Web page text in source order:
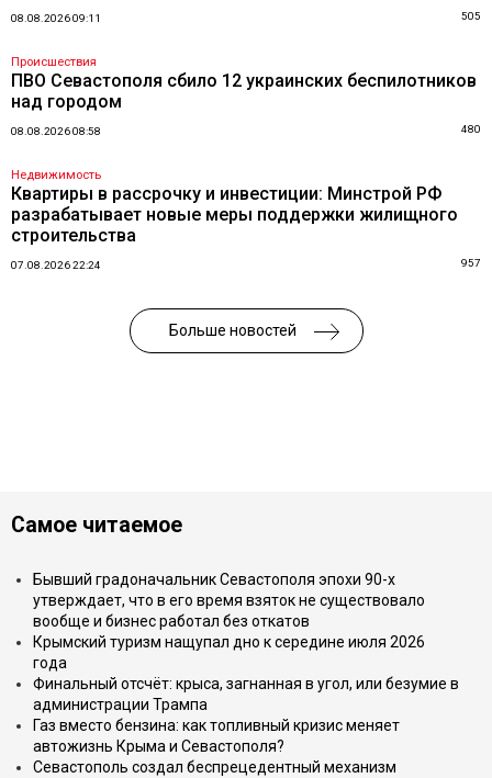
08.08.2026 09:11 505
Происшествия
ПВО Севастополя сбило 12 украинских беспилотников
над городом
08.08.2026 08:58 480
Недвижимость
Квартиры в рассрочку и инвестиции: Минстрой РФ
разрабатывает новые меры поддержки жилищного
строительства
07.08.2026 22:24 957
Больше новостей
Самое читаемое
Бывший градоначальник Севастополя эпохи 90-х
утверждает, что в его время взяток не существовало
вообще и бизнес работал без откатов
Крымский туризм нащупал дно к середине июля 2026
года
Финальный отсчёт: крыса, загнанная в угол, или безумие в
администрации Трампа
Газ вместо бензина: как топливный кризис меняет
автожизнь Крыма и Севастополя?
Севастополь создал беспрецедентный механизм